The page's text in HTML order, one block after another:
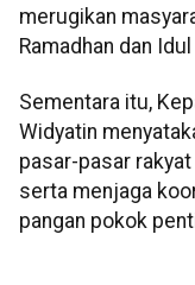
merugikan
Ramadhan dan
Sementara itu,
Widyatin
pasar-pasar
serta menjaga
pangan pokok